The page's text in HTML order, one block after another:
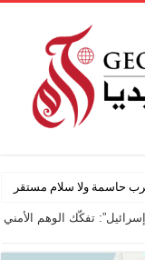
تفكّك الوهم الأمني